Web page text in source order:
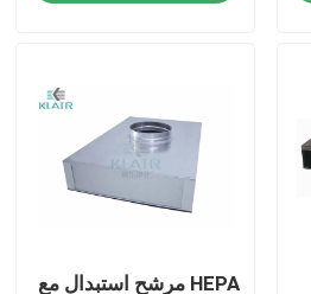
HEPA مرشح استبدال مع